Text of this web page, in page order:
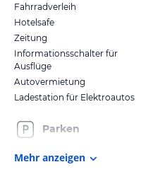
Fahrradverleih
Hotelsafe
Zeitung
Informationsschalter für
Ausflüge
Autovermietung
Ladestation für Elektroautos
Parken
Mehr anzeigen